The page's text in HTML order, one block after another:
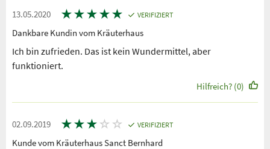
13.05.2020 ★★★★★ VERIFIZIERT
Dankbare Kundin vom Kräuterhaus
Ich bin zufrieden. Das ist kein Wundermittel, aber
funktioniert.
Hilfreich? (0)
02.09.2019 ★★★ ☆ ☆ VERIFIZIERT
Kunde vom Kräuterhaus Sanct Bernhard